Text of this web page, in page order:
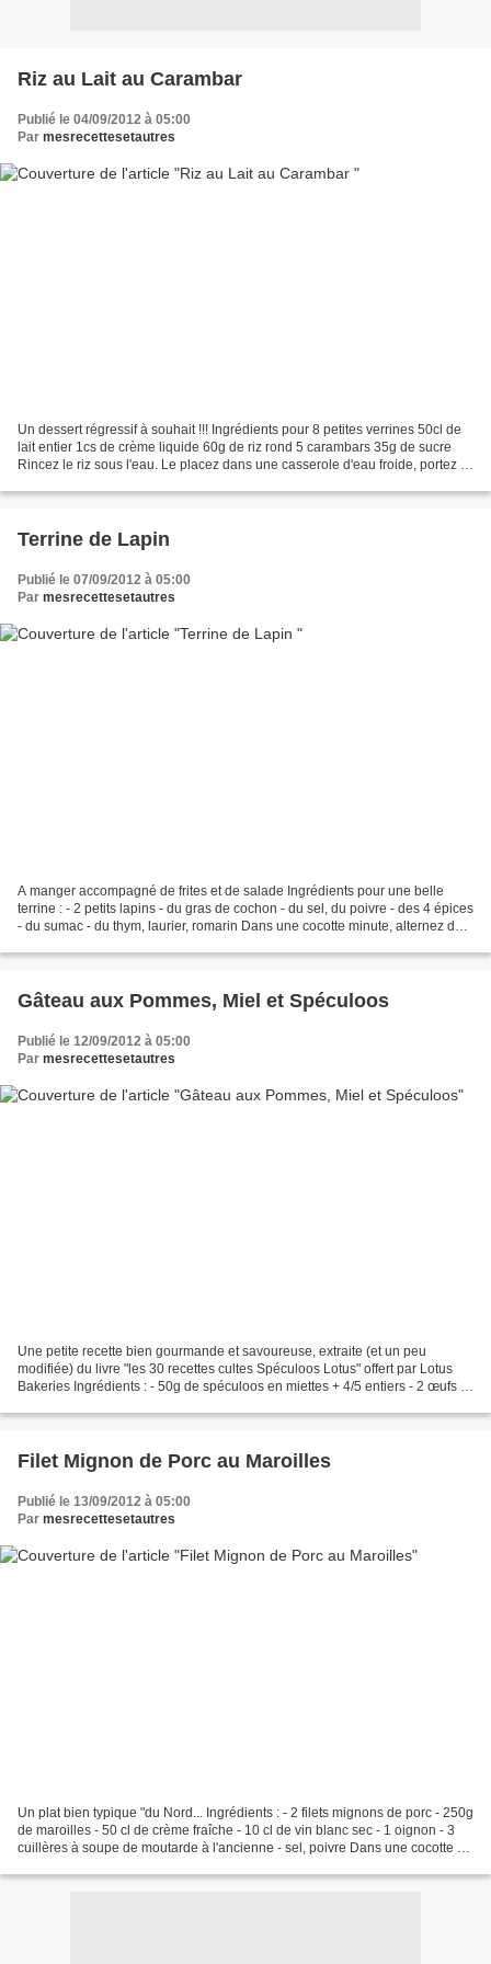
Riz au Lait au Carambar
Publié le 04/09/2012 à 05:00
Par mesrecettesetautres
Un dessert régressif à souhait !!! Ingrédients pour 8 petites verrines 50cl de
lait entier 1cs de crème liquide 60g de riz rond 5 carambars 35g de sucre
Rincez le riz sous l'eau. Le placez dans une casserole d'eau froide, portez à
Terrine de Lapin
Publié le 07/09/2012 à 05:00
Par mesrecettesetautres
A manger accompagné de frites et de salade Ingrédients pour une belle
terrine : - 2 petits lapins - du gras de cochon - du sel, du poivre - des 4 épices
- du sumac - du thym, laurier, romarin Dans une cocotte minute, alternez des
Gâteau aux Pommes, Miel et Spéculoos
Publié le 12/09/2012 à 05:00
Par mesrecettesetautres
Une petite recette bien gourmande et savoureuse, extraite (et un peu
modifiée) du livre "les 30 recettes cultes Spéculoos Lotus" offert par Lotus
Bakeries Ingrédients : - 50g de spéculoos en miettes + 4/5 entiers - 2 œufs -
Filet Mignon de Porc au Maroilles
Publié le 13/09/2012 à 05:00
Par mesrecettesetautres
Un plat bien typique "du Nord... Ingrédients : - 2 filets mignons de porc - 250g
de maroilles - 50 cl de crème fraîche - 10 cl de vin blanc sec - 1 oignon - 3
cuillères à soupe de moutarde à l'ancienne - sel, poivre Dans une cocotte en